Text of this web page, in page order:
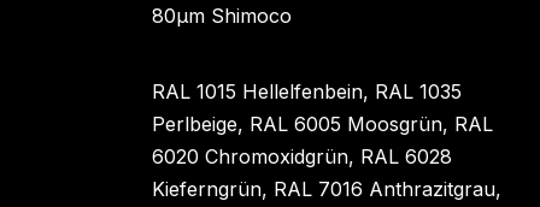
80µm Shimoco
RAL 1015 Hellelfenbein, RAL 1035
Perlbeige, RAL 6005 Moosgrün, RAL
6020 Chromoxidgrün, RAL 6028
Kieferngrün, RAL 7016 Anthrazitgrau,